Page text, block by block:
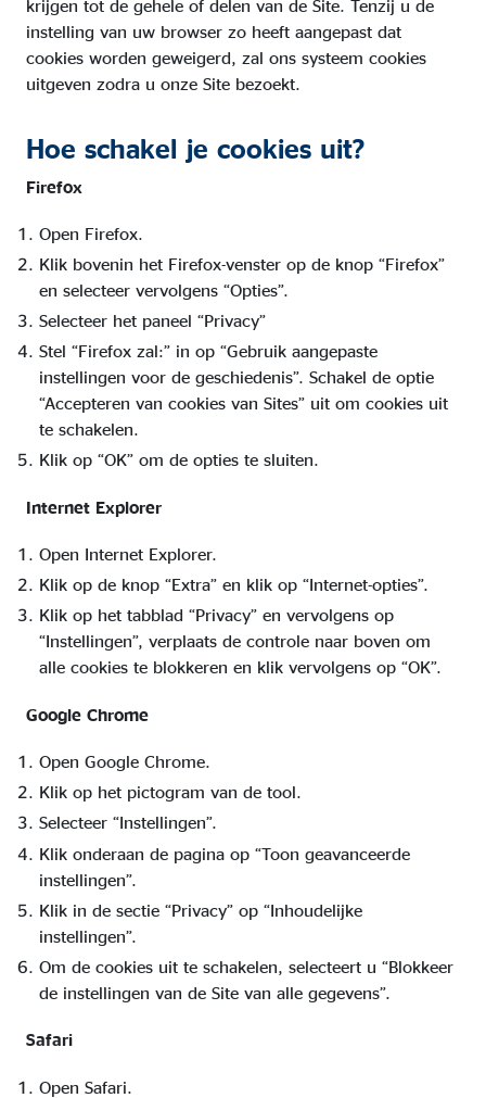
krijgen tot de gehele of delen van de Site. Tenzij u de
instelling van uw browser zo heeft aangepast dat
cookies worden geweigerd, zal ons systeem cookies
uitgeven zodra u onze Site bezoekt.
Hoe schakel je cookies uit?
Firefox
Open Firefox.
Klik bovenin het Firefox-venster op de knop “Firefox”
en selecteer vervolgens “Opties”.
Selecteer het paneel “Privacy”
Stel “Firefox zal:” in op “Gebruik aangepaste
instellingen voor de geschiedenis”. Schakel de optie
“Accepteren van cookies van Sites” uit om cookies uit
te schakelen.
Klik op “OK” om de opties te sluiten.
Internet Explorer
Open Internet Explorer.
Klik op de knop “Extra” en klik op “Internet-opties”.
Klik op het tabblad “Privacy” en vervolgens op
“Instellingen”, verplaats de controle naar boven om
alle cookies te blokkeren en klik vervolgens op “OK”.
Google Chrome
Open Google Chrome.
Klik op het pictogram van de tool.
Selecteer “Instellingen”.
Klik onderaan de pagina op “Toon geavanceerde
instellingen”.
Klik in de sectie “Privacy” op “Inhoudelijke
instellingen”.
Om de cookies uit te schakelen, selecteert u “Blokkeer
de instellingen van de Site van alle gegevens”.
Safari
Open Safari.